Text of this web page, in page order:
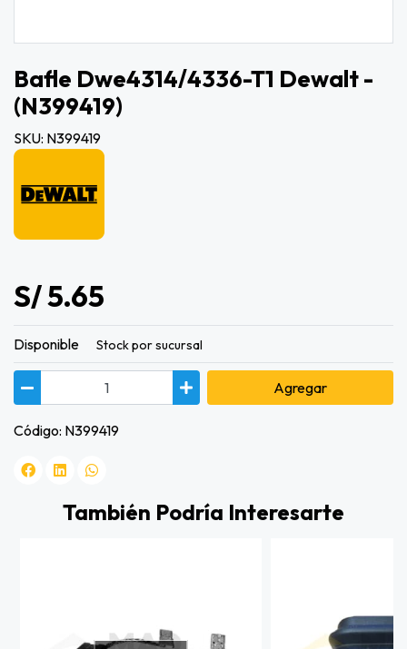
Bafle Dwe4314/4336-T1 Dewalt -
(n399419)
SKU: N399419
S/ 5.65
Disponible Stock por sucursal
Agregar
Código: N399419
También Podría Interesarte